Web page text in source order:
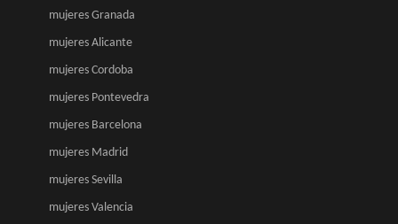
mujeres Granada
mujeres Alicante
mujeres Cordoba
mujeres Pontevedra
mujeres Barcelona
mujeres Madrid
mujeres Sevilla
mujeres Valencia